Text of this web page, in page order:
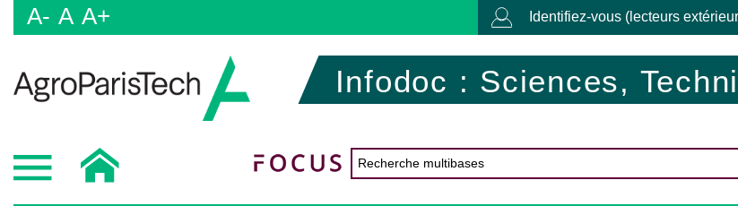
A- A A+ Identifiez-vous (lecteurs
Infodoc : Sciences,